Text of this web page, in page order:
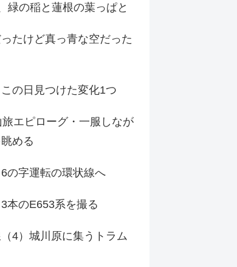
緑の稲と蓮根の葉っぱと
たけど真っ青な空だった
の日見つけた変化1つ
エピローグ・一服しなが
める
の字運転の環状線へ
本のE653系を撮る
4）城川原に集うトラム